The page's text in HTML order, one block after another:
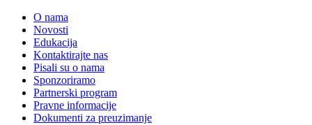
O nama
Novosti
Edukacija
Kontaktirajte nas
Pisali su o nama
Sponzoriramo
Partnerski program
Pravne informacije
Dokumenti za preuzimanje